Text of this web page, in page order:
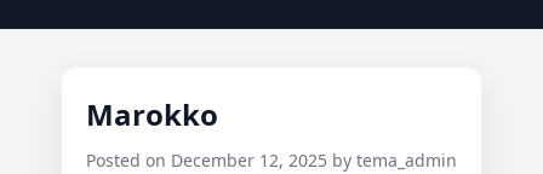
Marokko
Posted on December 12, 2025 by tema_admin